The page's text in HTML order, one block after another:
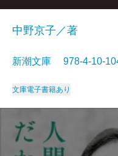
中野京子／著
新潮文庫 978-4-10-
文庫電子書籍あり